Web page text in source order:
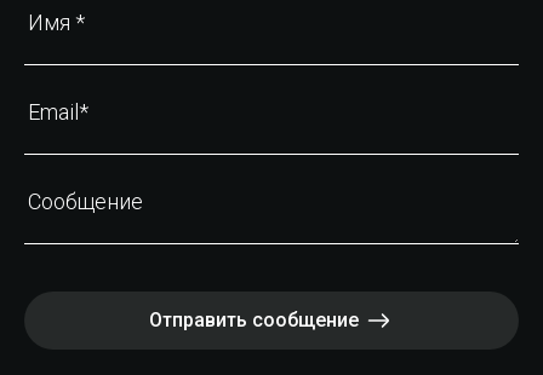
Имя *
Email*
Сообщение
Отправить сообщение